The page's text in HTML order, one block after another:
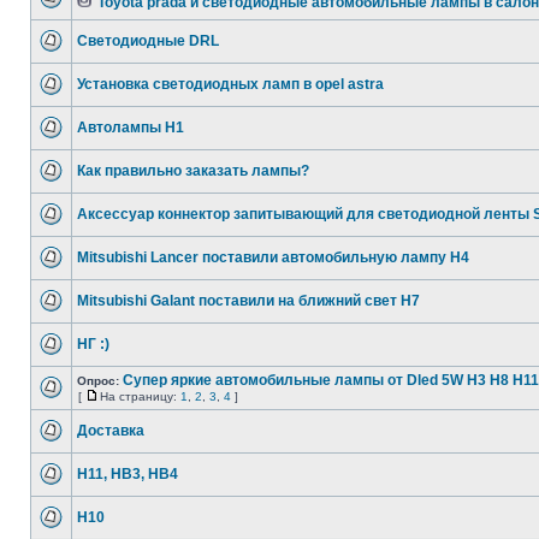
Светодиодные DRL
Установка светодиодных ламп в opel astra
Автолампы Н1
Как правильно заказать лампы?
Аксессуар коннектор запитывающий для светодиодной ленты
Mitsubishi Lancer поставили автомобильную лампу H4
Mitsubishi Galant поставили на ближний свет H7
НГ :)
Опрос: Супер яркие автомобильные лампы от Dled 5W H3 H8 H11
[ На страницу: 1 2 3 4 ]
Доставка
H11, HB3, HB4
H10